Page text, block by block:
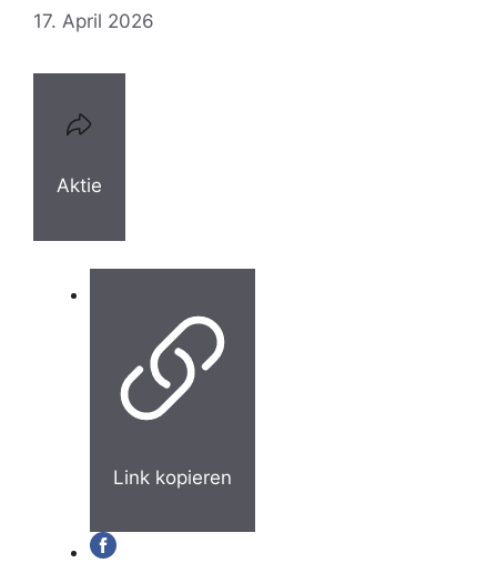
17. April 2026
Aktie
Link kopieren